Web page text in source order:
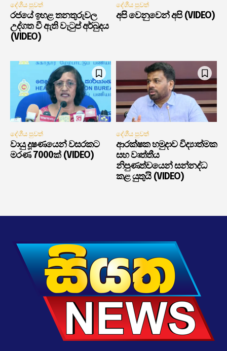
දේශීය පුවත්
රජයේ ඉහළ තනතුරුවල
උද්ගත වී ඇති වැටුප් අර්බුදය
(VIDEO)
දේශීය පුවත්
අපි වෙනුවෙන් අපි (VIDEO)
දේශීය පුවත්
වායු දූෂණයෙන් වසරකට
මරණ 7000ක් (VIDEO)
දේශීය පුවත්
ආරක්ෂක හමුදාව විද්‍යාත්මක
සහ වෘත්තීය
නිපුණත්වයෙන් සන්නද්ධ
කළ යුතුයි (VIDEO)